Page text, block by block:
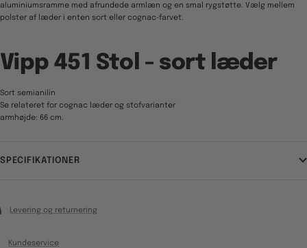
aluminiumsramme med afrundede armlæn og en smal rygstøtte. Vælg mellem
polster af læder i enten sort eller cognac-farvet.
Vipp 451 Stol - sort læder
Sort semianilin
Se relateret for cognac læder og stofvarianter
armhøjde: 66 cm.
SPECIFIKATIONER
Levering og returnering
Kundeservice